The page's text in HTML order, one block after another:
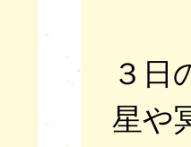
３日
星や